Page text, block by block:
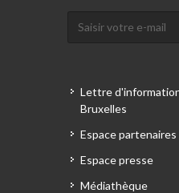
Lettre
Bruxelles
Espace partenaires
Espace presse
Médiathèque